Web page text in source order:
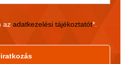
az adatkezelési tájékoztatót*.